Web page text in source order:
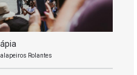
Rolantes